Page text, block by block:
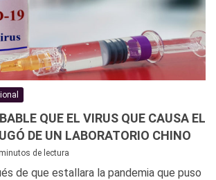
QUE EL VIRUS QUE CAUSA EL
DE UN LABORATORIO CHINO
de lectura
de que estallara la pandemia que puso